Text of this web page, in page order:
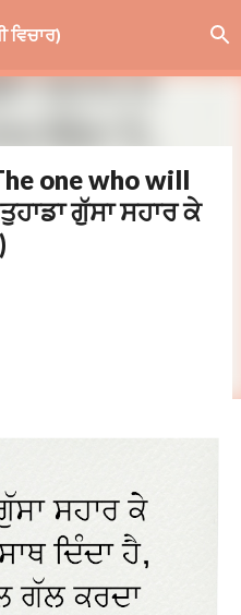
content
ਵਿਚਾਰ)
one who will
ਗੁੱਸਾ ਸਹਾਰ ਕੇ